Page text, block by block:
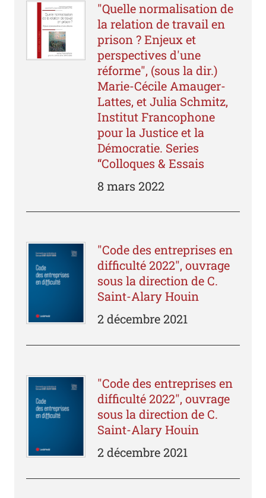
"Quelle normalisation de
la relation de travail en
prison ? Enjeux et
perspectives d'une
réforme", (sous la dir.)
Marie-Cécile Amauger-
Lattes, et Julia Schmitz,
Institut Francophone
pour la Justice et la
Démocratie. Series
“Colloques & Essais
8 mars 2022
"Code des entreprises en
difficulté 2022", ouvrage
sous la direction de C.
Saint-Alary Houin
2 décembre 2021
"Code des entreprises en
difficulté 2022", ouvrage
sous la direction de C.
Saint-Alary Houin
2 décembre 2021